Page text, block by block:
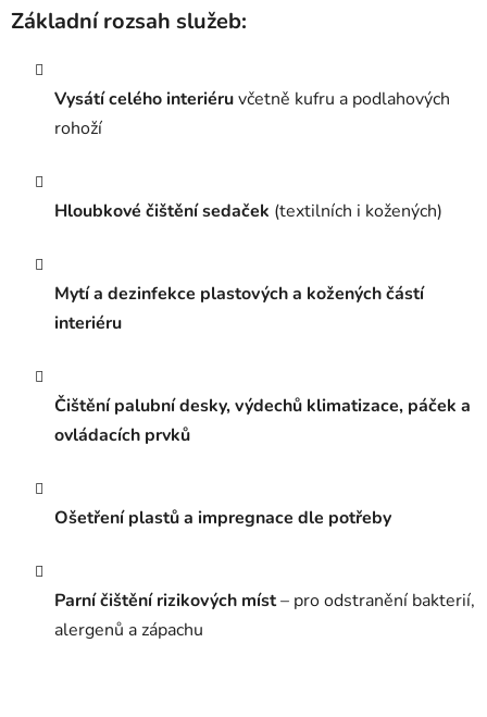
Základní rozsah služeb:
Vysátí celého interiéruvčetně kufru a podlahových
rohoží
Hloubkové čištění sedaček (textilních i kožených)
Mytí a dezinfekce plastových a kožených částí
interiéru
Čištění palubní desky, výdechů klimatizace, páček a
ovládacích prvků
Ošetření plastů a impregnace dle potřeby
Parní čištění rizikových míst– pro odstranění bakterií,
alergenů a zápachu